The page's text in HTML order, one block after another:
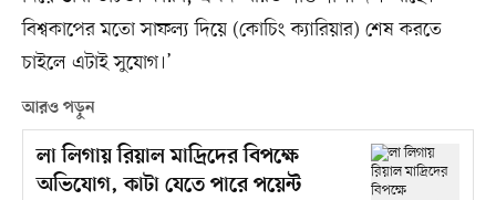
বিশ্বকাপের মতো সাফল্য দিয়ে (কোচিং ক্যারিয়ার) শেষ করতে
চাইলে এটাই সুযোগ।’
আরও পড়ুন
লা লিগায় রিয়াল মাদ্রিদের বিপক্ষে
অভিযোগ, কাটা যেতে পারে পয়েন্ট